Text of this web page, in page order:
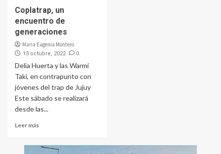
Coplatrap, un
encuentro de
generaciones
Maria Eugenia Montero
13 octubre, 2022 0
Delia Huerta y las Warmi
Taki, en contrapunto con
jóvenes del trap de Jujuy
Este sábado se realizará
desde las...
Leer más